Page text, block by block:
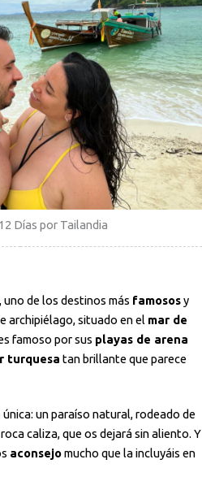
Días por Tailandia
uno de los destinos más famososy
archipiélago, situado en el mar de
famoso por sus playas de arena
turquesa tan brillante que parece
única: un paraíso natural, rodeado de
caliza, que os dejará sin aliento. Y
aconsejomucho que la incluyáis en